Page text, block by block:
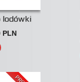
lodówki
PLN